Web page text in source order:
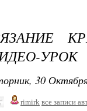
УРОК
30
rimirk все записи